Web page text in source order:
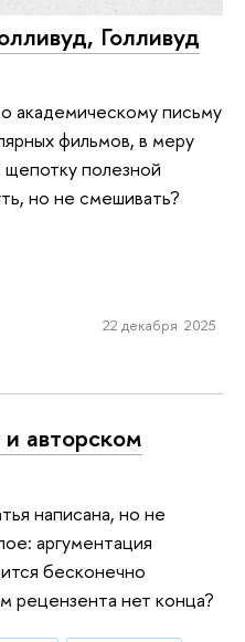
Голливуд
академическому письму
фильмов, в меру
щепотку полезной
но не смешивать?
22 декабря 2025
авторском
написана, но не
аргументация
бесконечно
рецензента нет конца?